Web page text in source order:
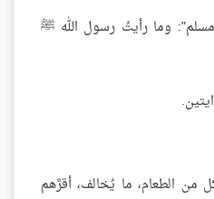
وما رأيتُ رسول الله ﷺ
من الطعام، ما يُخالف، أقرَّهم